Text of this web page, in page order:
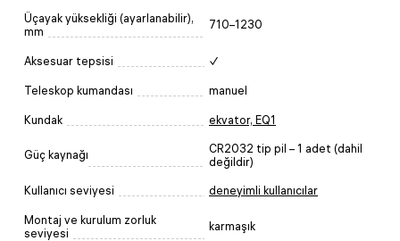
Üçayak yüksekliği (ayarlanabilir),
mm
710–1230
Aksesuar tepsisi ✓
Teleskop kumandası manuel
Kundak ekvator, EQ1
Güç kaynağı
CR2032 tip pil – 1 adet (dahil
değildir)
Kullanıcı seviyesi deneyimli kullanıcılar
Montaj ve kurulum zorluk
seviyesi
karmaşık